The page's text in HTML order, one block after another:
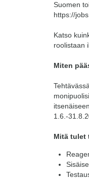
Suomen
https://
Katso
roolistaan
Miten
1.6.-
Mitä tulet